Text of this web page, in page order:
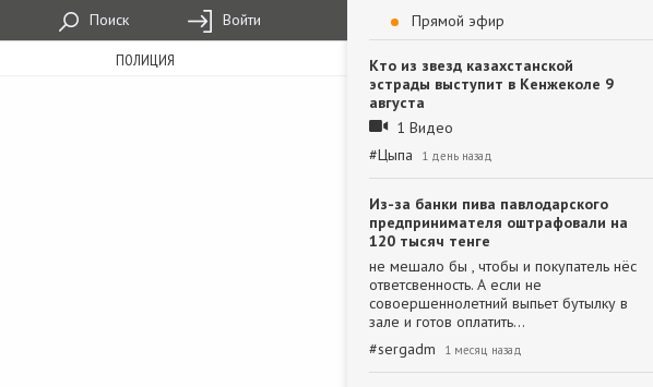
Поиск Войти
ПОЛИЦИЯ
Прямой эфир
Кто из звезд казахстанской
эстрады выступит в Кенжеколе 9
августа
1 Видео
#Цыпа 1 день назад
Из-за банки пива павлодарского
предпринимателя оштрафовали на
120 тысяч тенге
не мешало бы , чтобы и покупатель нёс
ответсвенность. А если не
совоершеннолетний выпьет бутылку в
зале и готов оплатить…
#sergadm 1 месяц назад